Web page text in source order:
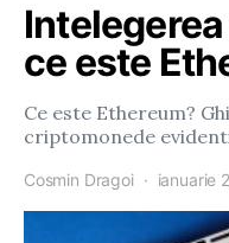
ce este
Ce este Ethereum?
criptomonede
Cosmin Dragoi ianuarie